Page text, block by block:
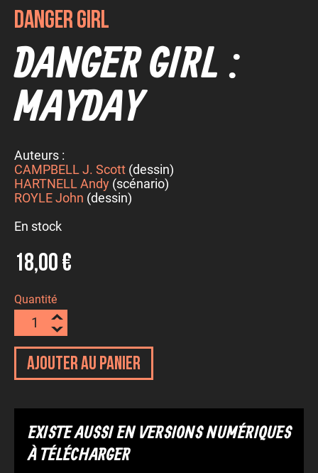
DANGER GIRL
DANGER GIRL :
MAYDAY
Auteurs :
CAMPBELL J. Scott (dessin)
HARTNELL Andy (scénario)
ROYLE John (dessin)
En stock
18,00 €
Quantité
Ajouter au panier
EXISTE AUSSI EN VERSIONS NUMÉRIQUES
À TÉLÉCHARGER